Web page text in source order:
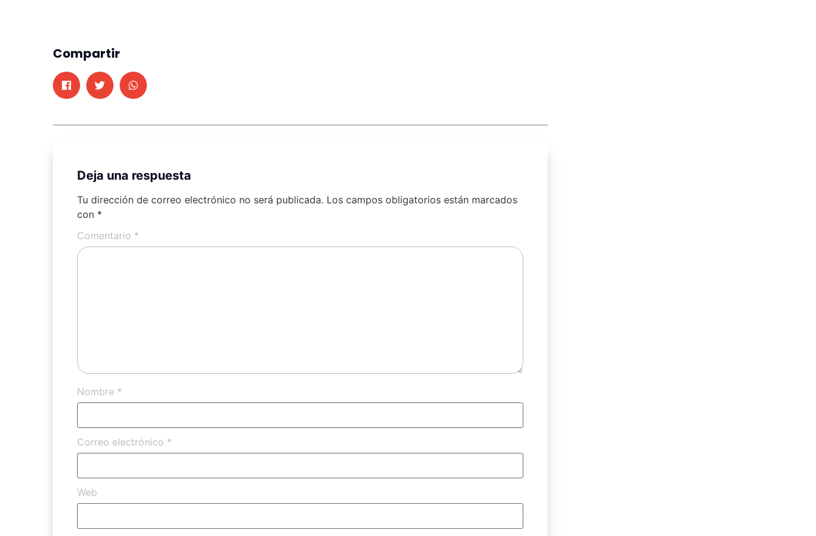
Compartir
Deja una respuesta
Tu dirección de correo electrónico no será publicada. Los campos obligatorios están marcados
con *
Comentario *
Nombre *
Correo electrónico *
Web